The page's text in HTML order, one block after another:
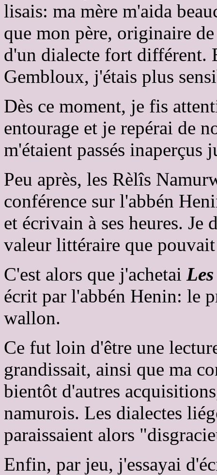
lisais: ma mère m'aida
que mon père, originaire
d'un dialecte fort différent.
Gembloux, j'étais plus
Dès ce moment, je fis
entourage et je repérai de
m'étaient passés inaperçus
Peu après, les Rèlîs
conférence sur l'abbén
et écrivain à ses heures. Je
valeur littéraire que
C'est alors que j'achetai
écrit par l'abbén Henin: le
wallon.
Ce fut loin d'être une
grandissait, ainsi que ma
bientôt d'autres
namurois. Les dialectes
paraissaient alors
Enfin, par jeu, j'essayai